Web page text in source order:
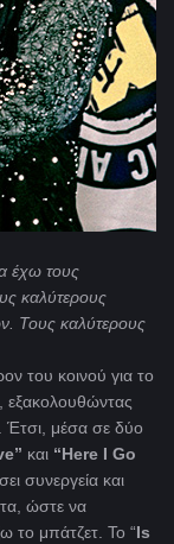
έχω τους
καλύτερους
Τους καλύτερους
του κοινού για το
εξακολουθώντας
Έτσι, μέσα σε δύο
και “Here I Go
συνεργεία και
ώστε να
το μπάτζετ. Το “Is